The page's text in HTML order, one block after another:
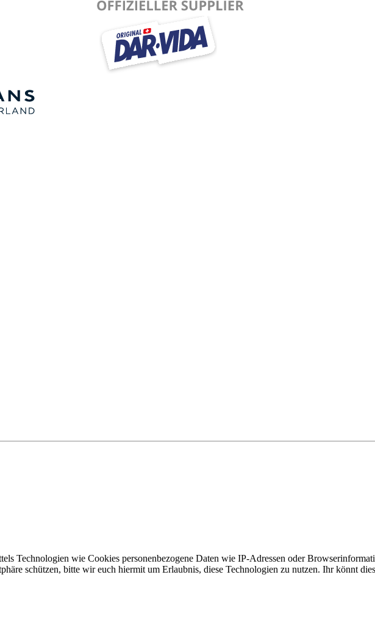
Technologien wie Cookies personenbezogene Daten wie IP-Adressen oder
schützen, bitte wir euch hiermit um Erlaubnis, diese Technologien zu nutzen. Ihr könnt